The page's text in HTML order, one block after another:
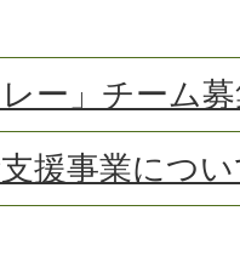
レー」チーム
援事業につ